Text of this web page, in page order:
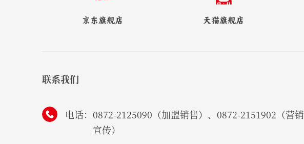
京东旗舰店 天猫旗舰店
联系我们
电话：0872-2125090（加盟销售）、0872-2151902（营销
宣传）